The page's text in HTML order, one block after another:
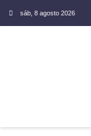
sáb, 8 agosto 2026